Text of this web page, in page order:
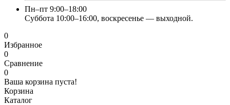
Пн–пт 9:00–18:00
Суббота 10:00–16:00, воскресенье — выходной.
0
Избранное
0
Сравнение
0
Ваша корзина пуста!
Корзина
Каталог